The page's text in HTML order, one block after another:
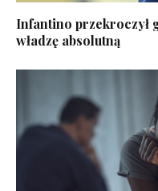
Infantino przekroczył
władzę absolutną